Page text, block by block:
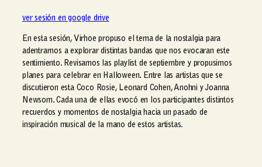
ver sesión en google drive
En esta sesión, Virhoe propuso el tema de la nostalgia para
adentrarnos a explorar distintas bandas que nos evocaran este
sentimiento. Revisamos las playlist de septiembre y propusimos
planes para celebrar en Halloween. Entre las artistas que se
discutieron esta Coco Rosie, Leonard Cohen, Anohni y Joanna
Newsom. Cada una de ellas evocó en los participantes distintos
recuerdos y momentos de nostalgia hacia un pasado de
inspiración musical de la mano de estos artistas.